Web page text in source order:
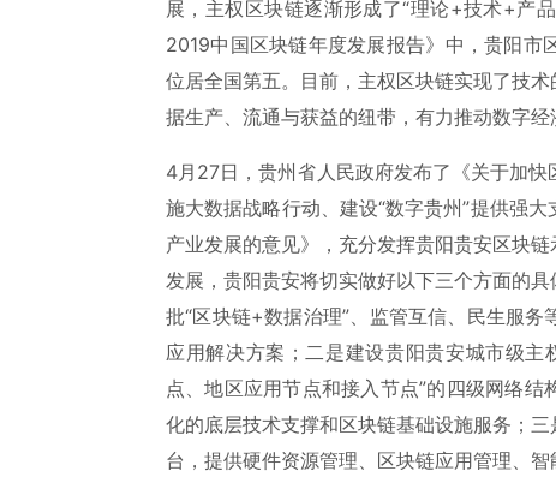
展，主权区块链逐渐形成了“理论+技术+产
2019中国区块链年度发展报告》中，贵阳市
位居全国第五。目前，主权区块链实现了技
据生产、流通与获益的纽带，有力推动数字经
4月27日，贵州省人民政府发布了《关于加
施大数据战略行动、建设“数字贵州”提供强
产业发展的意见》，充分发挥贵阳贵安区块
发展，贵阳贵安将切实做好以下三个方面的
批“区块链+数据治理”、监管互信、民生服
应用解决方案；二是建设贵阳贵安城市级
点、地区应用节点和接入节点”的四级网络
化的底层技术支撑和区块链基础设施服务；
台，提供硬件资源管理、区块链应用管理、